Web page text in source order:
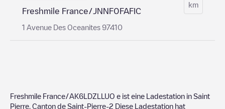
Freshmile France/JNNF0FAFIC
1 Avenue Des Oceanites 97410
km
Freshmile France/AK6LDZLLUO e ist eine Ladestation in Saint
Pierre Canton de Saint-Pierre-2 Diese Ladestation hat